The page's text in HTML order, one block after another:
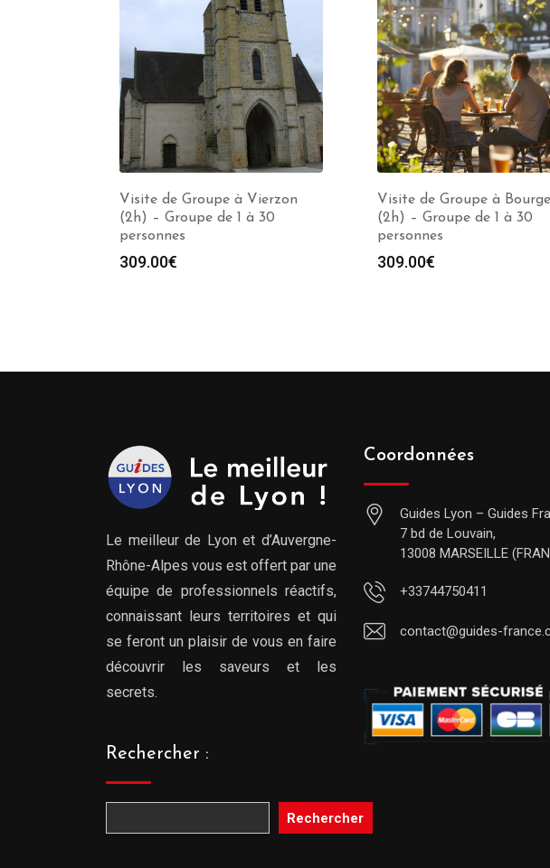
Visite de Groupe à Vierzon
(2h) – Groupe de 1 à 30
personnes
309.00€
Visite de Groupe à
(2h) – Groupe de 1 à 30
personnes
309.00€
Le meilleur de Lyon et d’Auvergne-
Rhône-Alpes vous est offert par une
équipe de professionnels réactifs,
connaissant leurs territoires et qui
se feront un plaisir de vous en faire
découvrir les saveurs et les
secrets.
Rechercher :
Rechercher
Coordonnées
Guides Lyon – Guides
7 bd de Louvain,
13008 MARSEILLE
+33744750411
contact@guides-